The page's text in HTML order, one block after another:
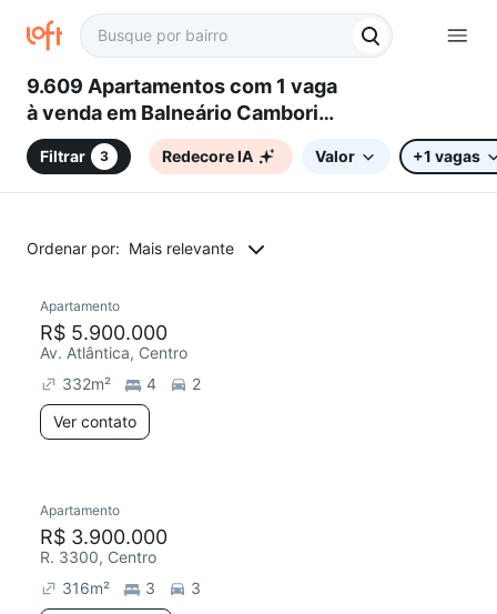
9.609 Apartamentos com 1 vaga
à venda em Balneário Camboriú,
SC
Filtrar 3 Redecore IA Valor +1 vagas
Ordenar por: Mais relevante
Apartamento
R$ 5.900.000
Av. Atlântica, Centro
332m² 4
2
Ver contato
Redecorar
Apartamento
R$ 3.900.000
R. 3300, Centro
316m² 3
3